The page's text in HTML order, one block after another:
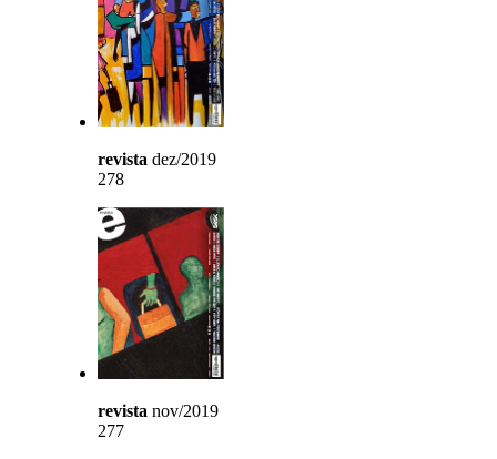
revista dez/2019
278
revista nov/2019
277